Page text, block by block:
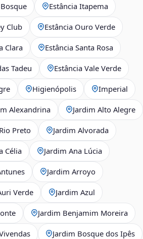
Estância Itapema
Club Estância Ouro Verde
Clara Estância Santa Rosa
Tadeu Estância Vale Verde
Higienópolis Imperial
Alexandrina Jardim Alto Alegre
Preto Jardim Alvorada
Célia Jardim Ana Lúcia
Jardim Arroyo
Verde Jardim Azul
Jardim Benjamim Moreira
Jardim Bosque dos Ipês